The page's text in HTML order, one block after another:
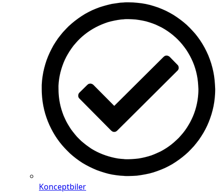
Konceptbiler